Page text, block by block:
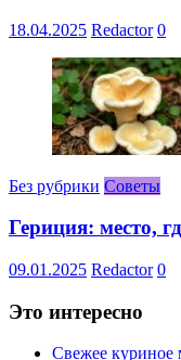
18.04.2025 Redactor 0
Без рубрики Советы
Гериция: место,
09.01.2025 Redactor 0
Это интересно
Свежее куриное